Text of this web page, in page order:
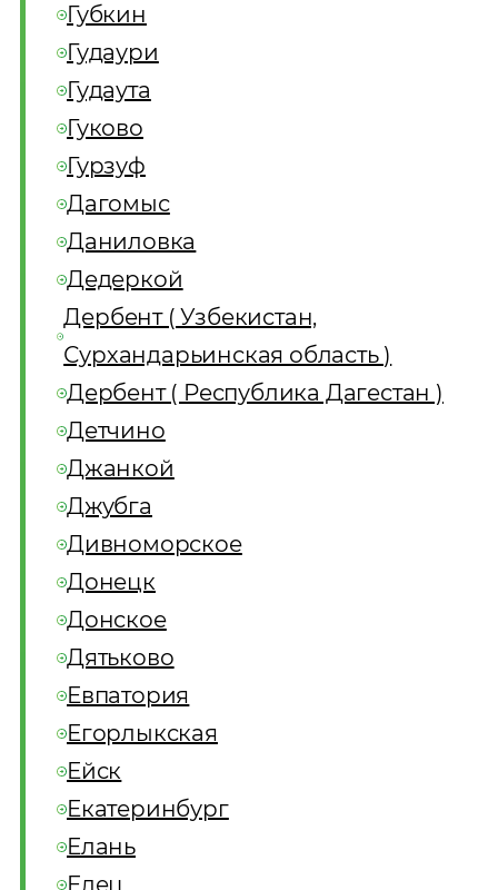
Губкин
Гудаури
Гудаута
Гуково
Гурзуф
Дагомыс
Даниловка
Дедеркой
Дербент ( Узбекистан,
Сурхандарьинская область )
Дербент ( Республика Дагестан )
Детчино
Джанкой
Джубга
Дивноморское
Донецк
Донское
Дятьково
Евпатория
Егорлыкская
Ейск
Екатеринбург
Елань
Елец